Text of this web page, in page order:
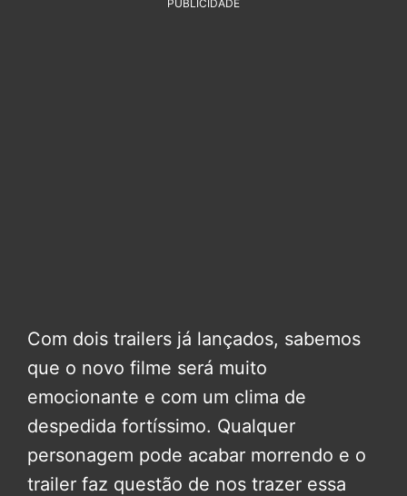
PUBLICIDADE
Com dois trailers já lançados, sabemos
que o novo filme será muito
emocionante e com um clima de
despedida fortíssimo. Qualquer
personagem pode acabar morrendo e o
trailer faz questão de nos trazer essa